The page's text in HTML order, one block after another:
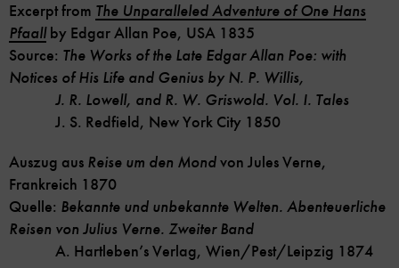
Excerpt from The Unparalleled Adventure of One Hans
Pfaallby Edgar Allan Poe, USA 1835
Source: The Works of the Late Edgar Allan Poe: with
Notices of His Life and Genius by N. P. Willis,
J. R. Lowell, and R. W. Griswold. Vol. I. Tales
J. S. Redfield, New York City 1850
Auszug aus Reise um den Mondvon Jules Verne,
Frankreich 1870
Quelle: Bekannte und unbekannte Welten. Abenteuerliche
Reisen von Julius Verne. Zweiter Band
A. Hartleben’s Verlag, Wien/Pest/Leipzig 1874